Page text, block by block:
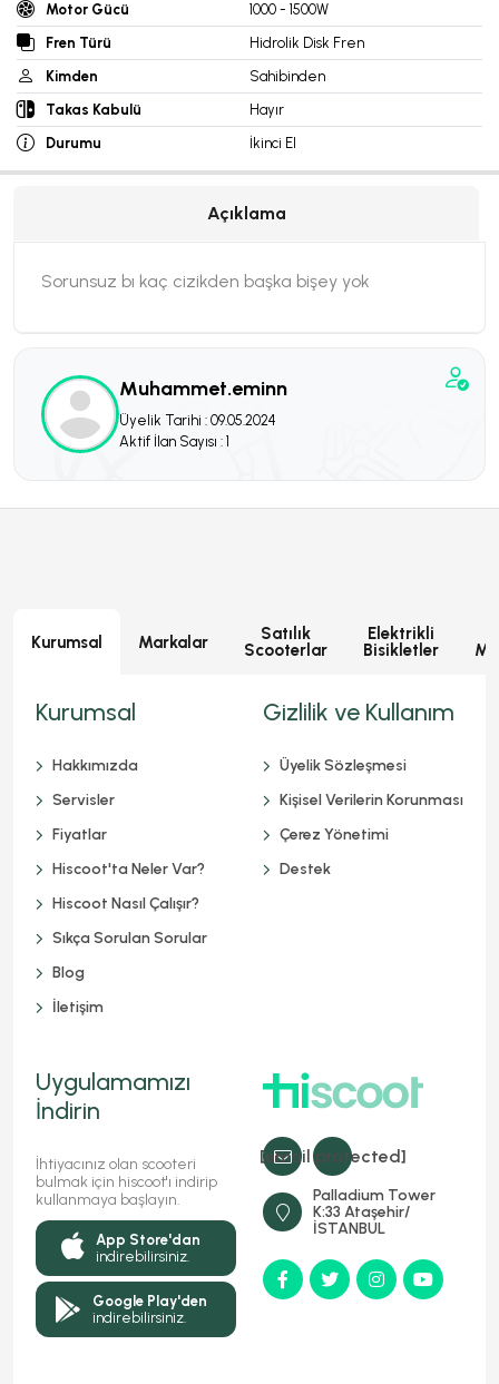
Motor Gücü
1000 - 1500W
Fren Türü
Hidrolik Disk Fren
Kimden
Sahibinden
Takas Kabulü
Hayır
Durumu
İkinci El
Muhammet.eminn
Üyelik Tarihi : 09.05.2024
Aktif İlan Sayısı : 1
Açıklama
Sorunsuz bı kaç cizikden başka bişey yok
Kurumsal Markalar
Satılık
Scooterlar
Elektrikli
Bisikletler
[email protected]
Palladium Tower
K:33 Ataşehir/
İSTANBUL
Kurumsal
Hakkımızda
Servisler
Fiyatlar
Hiscoot'ta Neler Var?
Hiscoot Nasıl Çalışır?
Sıkça Sorulan Sorular
Blog
İletişim
Gizlilik ve Kullanım
Üyelik Sözleşmesi
Kişisel Verilerin Korunması
Çerez Yönetimi
Destek
Uygulamamızı
İndirin
İhtiyacınız olan scooteri
bulmak için hiscoot'ı indirip
kullanmaya başlayın.
App Store'dan
indirebilirsiniz.
Google Play'den
indirebilirsiniz.